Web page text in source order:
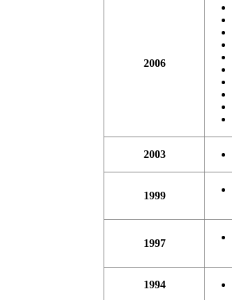
2006
2003
1999
1997
1994